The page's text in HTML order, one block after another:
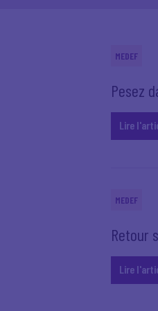
MEDEF
Pesez
Lire
MEDEF
Retour
Lire